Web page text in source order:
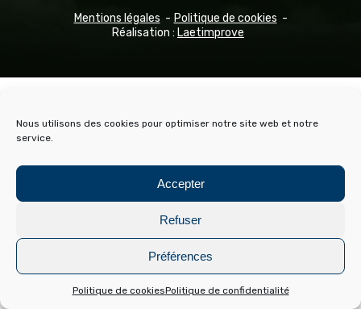
Nous utilisons des cookies pour optimiser notre site web et notre
service.
Accepter
Refuser
Préférences
Politique de cookiesPolitique de confidentialité
Mentions légales
Politique de cookies
Réalisation : Laetimprove